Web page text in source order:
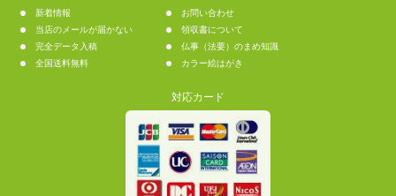
新着情報
お問い合わせ
当店のメールが届かない
領収書について
完全データ入稿
仏事（法要）のまめ知識
全国送料無料
カラー絵はがき
対応カード